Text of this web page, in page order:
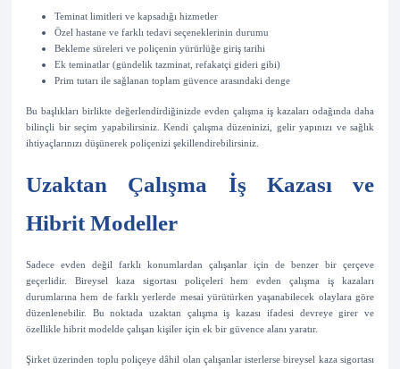
Teminat limitleri ve kapsadığı hizmetler
Özel hastane ve farklı tedavi seçeneklerinin durumu
Bekleme süreleri ve poliçenin yürürlüğe giriş tarihi
Ek teminatlar (gündelik tazminat, refakatçi gideri gibi)
Prim tutarı ile sağlanan toplam güvence arasındaki denge
Bu başlıkları birlikte değerlendirdiğinizde evden çalışma iş kazaları odağında daha
bilinçli bir seçim yapabilirsiniz. Kendi çalışma düzeninizi, gelir yapınızı ve sağlık
ihtiyaçlarınızı düşünerek poliçenizi şekillendirebilirsiniz.
Uzaktan Çalışma İş Kazası ve
Hibrit Modeller
Sadece evden değil farklı konumlardan çalışanlar için de benzer bir çerçeve
geçerlidir. Bireysel kaza sigortası poliçeleri hem evden çalışma iş kazaları
durumlarına hem de farklı yerlerde mesai yürütürken yaşanabilecek olaylara göre
düzenlenebilir. Bu noktada uzaktan çalışma iş kazası ifadesi devreye girer ve
özellikle hibrit modelde çalışan kişiler için ek bir güvence alanı yaratır.
Şirket üzerinden toplu poliçeye dâhil olan çalışanlar isterlerse bireysel kaza sigortası